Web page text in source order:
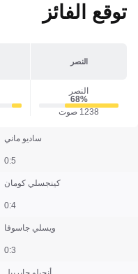
توقع الفائز
النصر
النصر
68‎%‎
1238 صوت
ساديو ماني
5:0
كينجسلي كومان
4:0
ويسلي جاسوفا
3:0